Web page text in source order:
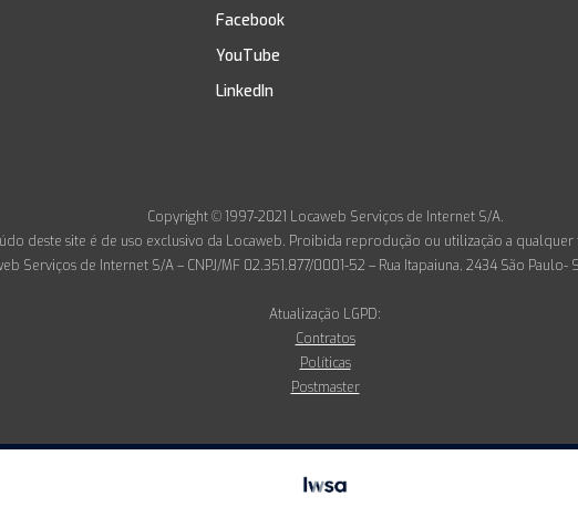
Facebook
YouTube
LinkedIn
Copyright © 1997-2021 Locaweb Serviços de Internet S/A.
deste site é de uso exclusivo da Locaweb. Proibida reprodução ou utilização a qualquer
Serviços de Internet S/A – CNPJ/MF 02.351.877/0001-52 – Rua Itapaiuna, 2434 São Paulo-
Atualização LGPD:
Contratos
Políticas
Postmaster